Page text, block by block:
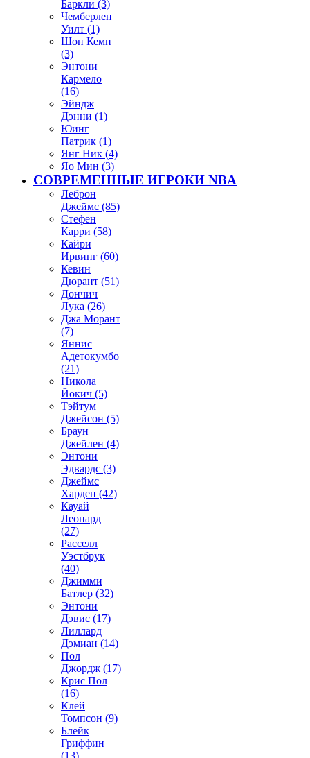
Баркли (3)
Чемберлен
Уилт (1)
Шон Кемп
(3)
Энтони
Кармело
(16)
Эйндж
Дэнни (1)
Юинг
Патрик (1)
Янг Ник (4)
Яо Мин (3)
СОВРЕМЕННЫЕ ИГРОКИ NBA
Леброн
Джеймс (85)
Стефен
Карри (58)
Кайри
Ирвинг (60)
Кевин
Дюрант (51)
Дончич
Лука (26)
Джа Морант
(7)
Яннис
Адетокумбо
(21)
Никола
Йокич (5)
Тэйтум
Джейсон (5)
Браун
Джейлен (4)
Энтони
Эдвардс (3)
Джеймс
Харден (42)
Кауай
Леонард
(27)
Расселл
Уэстбрук
(40)
Джимми
Батлер (32)
Энтони
Дэвис (17)
Лиллард
Дэмиан (14)
Пол
Джордж (17)
Крис Пол
(16)
Клей
Томпсон (9)
Блейк
Гриффин
(13)